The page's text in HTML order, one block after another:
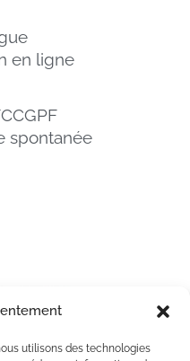
utilisons des technologies
en ligne
spontanée